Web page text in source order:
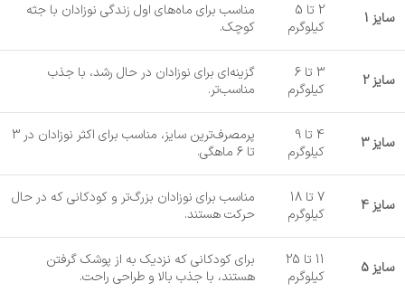
سایز 1
2 تا 5
کیلوگرم
مناسب برای ماه‌های اول زندگی نوزادان با جثه
کوچک.
سایز 2
3 تا 6
کیلوگرم
گزینه‌ای برای نوزادان در حال رشد، با جذب
مناسب‌تر.
سایز 3
4 تا 9
کیلوگرم
پرمصرف‌ترین سایز، مناسب برای اکثر نوزادان در 3
تا 6 ماهگی.
سایز 4
7 تا 18
کیلوگرم
مناسب برای نوزادان بزرگ‌تر و کودکانی که در حال
حرکت هستند.
سایز 5
11 تا 25
کیلوگرم
برای کودکانی که نزدیک به از پوشک گرفتن
هستند، با جذب بالا و طراحی راحت.